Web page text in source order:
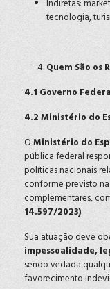
Indiretas:
tecnologia,
Quem São os
4.1 Governo
4.2 Ministério do
OMinistério do
pública federal
políticas nacionais
conforme previsto na
complementares,
14.597/2023).
Sua atuação deve
impessoalidade,
sendo vedada
favorecimento